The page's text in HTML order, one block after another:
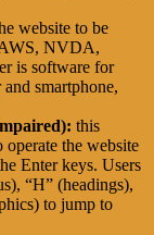
website to be
NVDA,
is software for
smartphone,
this
the website
Enter keys. Users
“H” (headings),
to jump to